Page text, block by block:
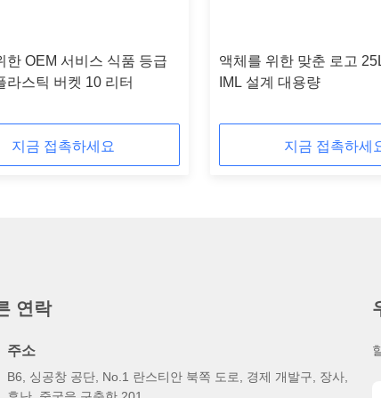
한 OEM 서비스 식품 등급
라스틱 버켓 10 리터
지금 접촉하세요
액체를 위한 맞춘 로고
IML 설계 대용량
지금 접촉하세
연락
주소
B6, 싱공창 공단, No.1 란스티안 북쪽 도로, 경제 개발구, 장사,